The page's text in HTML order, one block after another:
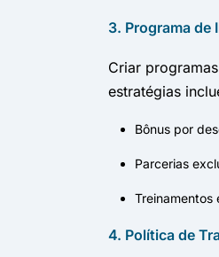
3. Programa de
Criar
estratégias
Bônus por
Parcerias
Treinamentos
4. Política de